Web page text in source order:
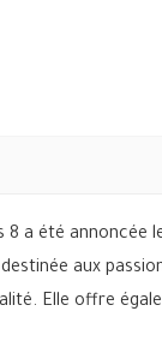
8 a été
destinée aux
Elle offre